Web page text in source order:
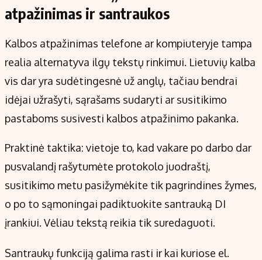
atpažinimas ir santraukos
Kalbos atpažinimas telefone ar kompiuteryje tampa
realia alternatyva ilgų tekstų rinkimui. Lietuvių kalba
vis dar yra sudėtingesnė už anglų, tačiau bendrai
idėjai užrašyti, sąrašams sudaryti ar susitikimo
pastaboms susivesti kalbos atpažinimo pakanka.
Praktinė taktika: vietoje to, kad vakare po darbo dar
pusvalandį rašytumėte protokolo juodraštį,
susitikimo metu pasižymėkite tik pagrindines žymes,
o po to sąmoningai padiktuokite santrauką DI
įrankiui. Vėliau tekstą reikia tik suredaguoti.
Santraukų funkciją galima rasti ir kai kuriose el.